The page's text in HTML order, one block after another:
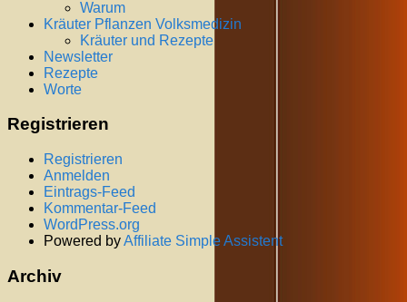
Warum
Kräuter Pflanzen Volksmedizin
Kräuter und Rezepte
Newsletter
Rezepte
Worte
Registrieren
Registrieren
Anmelden
Eintrags-Feed
Kommentar-Feed
WordPress.org
Powered byAffiliate Simple Assistent
Archiv